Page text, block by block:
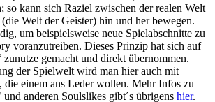
so kann sich Raziel zwischen der realen Welt
Welt der Geister) hin und her bewegen.
um beispielsweise neue Spielabschnitte zu
voranzutreiben. Dieses Prinzip hat sich auf
zunutze gemacht und direkt übernommen.
der Spielwelt wird man hier auch mit
die einem ans Leder wollen. Mehr Infos zu
anderen Soulslikes gibt´s übrigens hier.